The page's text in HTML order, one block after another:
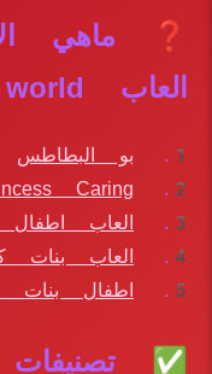
❓ ماهي
العاب avatar world؟
بو البطاطس
Caring
العاب
العاب بنات
اطفال بنات